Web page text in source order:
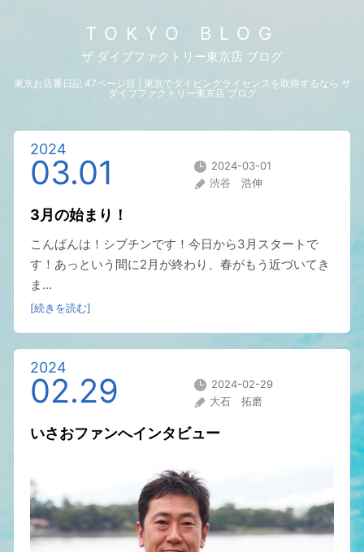
TOKYO BLOG
ザ ダイブファクトリー東京店 ブログ
東京お店番日記 47ページ目 | 東京でダイビングライセンスを取得するなら ザ
ダイブファクトリー東京店 ブログ
2024
03.01
2024-03-01
渋谷 浩伸
3月の始まり！
こんばんは！シブチンです！今日から3月スタートで
す！あっという間に2月が終わり、春がもう近づいてき
ま...
[続きを読む]
2024
02.29
2024-02-29
大石 拓磨
いさおファンへインタビュー